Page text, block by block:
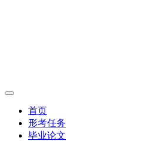
首页
形考任务
毕业论文